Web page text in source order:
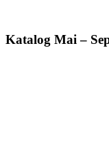
Katalog Mai –